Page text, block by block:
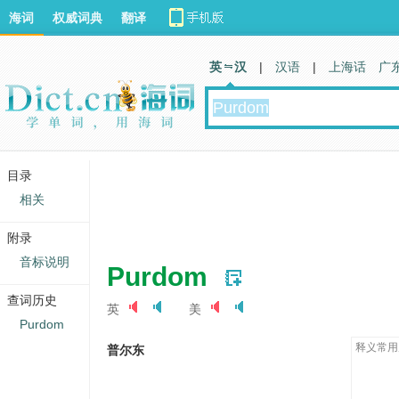
Purdom
英 美
普尔东 释义常
海词 权威词典 翻译
英 汉 | 汉语 | 上海话 广
目录
相关
附录
音标说明
查词历史
Purdom